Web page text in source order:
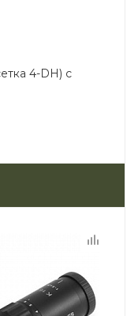
4-DH) с